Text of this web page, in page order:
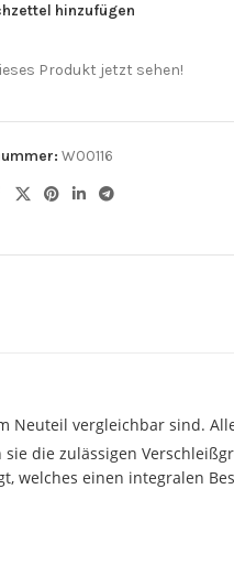
hinzufügen
Produkt jetzt sehen!
W00116
Neuteil vergleichbar sind.
die zulässigen
welches einen integralen